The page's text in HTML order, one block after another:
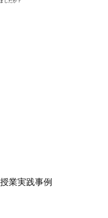
業実践事例